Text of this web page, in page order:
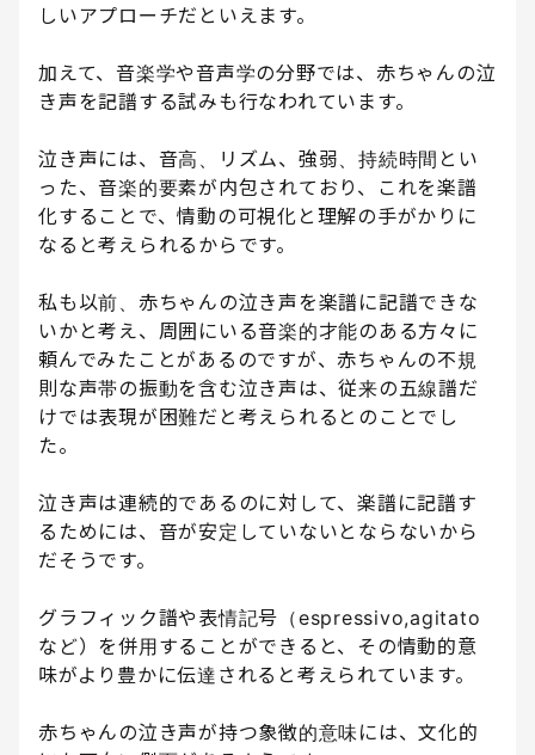
しいアプローチだといえます。
加えて、音楽学や音声学の分野では、赤ちゃんの泣
き声を記譜する試みも行なわれています。
泣き声には、音高、リズム、強弱、持続時間とい
った、音楽的要素が内包されており、これを楽譜
化することで、情動の可視化と理解の手がかりに
なると考えられるからです。
私も以前、赤ちゃんの泣き声を楽譜に記譜できな
いかと考え、周囲にいる音楽的才能のある方々に
頼んでみたことがあるのですが、赤ちゃんの不規
則な声帯の振動を含む泣き声は、従来の五線譜だ
けでは表現が困難だと考えられるとのことでし
た。
泣き声は連続的であるのに対して、楽譜に記譜す
るためには、音が安定していないとならないから
だそうです。
グラフィック譜や表情記号（espressivo,agitato
など）を併用することができると、その情動的意
味がより豊かに伝達されると考えられています。
赤ちゃんの泣き声が持つ象徴的意味には、文化的